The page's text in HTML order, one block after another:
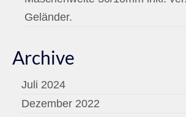
Geländer.
Archive
Juli 2024
Dezember 2022